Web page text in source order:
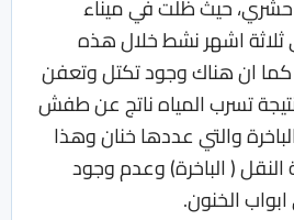
حشري، حيث ظلت في ميناء
ثلاثة اشهر نشط خلال هذه
كما ان هناك وجود تكتل وتعفن
تسرب المياه ناتج عن طفش
والتي عددها خنان وهذا
( الباخرة) وعدم وجود
الخنون.